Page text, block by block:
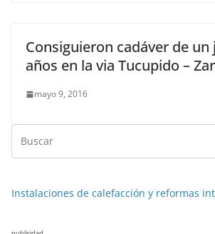
Consiguieron cadáver de un
años en la via Tucupido –
mayo 9, 2016
Instalaciones de calefacción y reformas